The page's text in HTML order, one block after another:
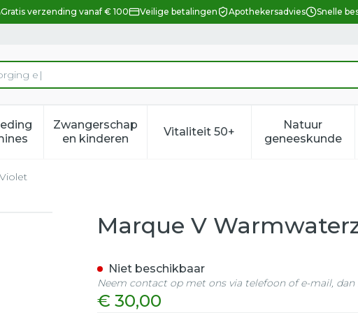
Gratis verzending vanaf € 100 Veilige betalingen Apothekersadvies Snelle
verzorging en hygiëne categorie
submenu voor Dieet, voeding en vitamines categorie
Zwangerschap
en kinderenToon submenu voor Zwangerschap en
Vitaliteit 50+Toon submenu voor
Natuur
geneeskunde
Toon
Korrels Leeuw Violet
Marque V
€ 30,00
Niet beschikbaar
Neem contact op met ons via telefoon of e-mail,